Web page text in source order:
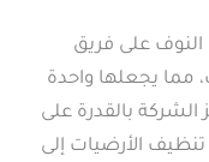
على فريق
مما يجعلها واحدة
بالقدرة على
الأرضيات إلى